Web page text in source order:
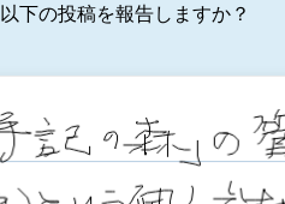
以下の投稿を報告しますか？